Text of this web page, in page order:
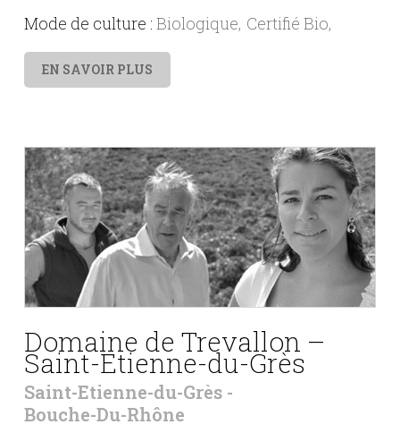
Mode de culture : Biologique Certifié Bio
EN SAVOIR PLUS
Domaine de Trevallon –
Saint-Etienne-du-Grès
Saint-Etienne-du-Grès
Bouche-Du-Rhône